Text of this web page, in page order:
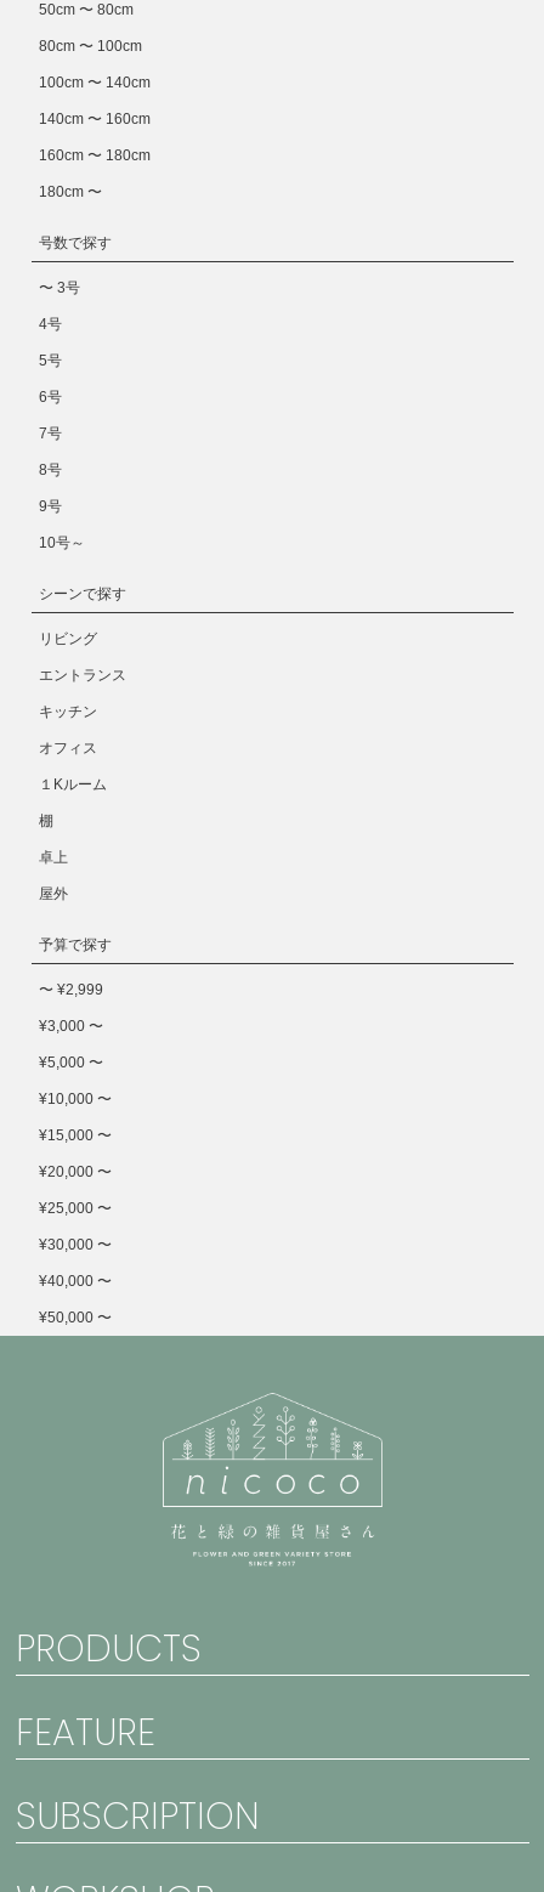
50cm 〜 80cm
80cm 〜 100cm
100cm 〜 140cm
140cm 〜 160cm
160cm 〜 180cm
180cm 〜
号数で探す
〜 3号
4号
5号
6号
7号
8号
9号
10号～
シーンで探す
リビング
エントランス
キッチン
オフィス
１Kルーム
棚
卓上
屋外
予算で探す
〜 ¥2,999
¥3,000 〜
¥5,000 〜
¥10,000 〜
¥15,000 〜
¥20,000 〜
¥25,000 〜
¥30,000 〜
¥40,000 〜
¥50,000 〜
PRODUCTS
FEATURE
SUBSCRIPTION